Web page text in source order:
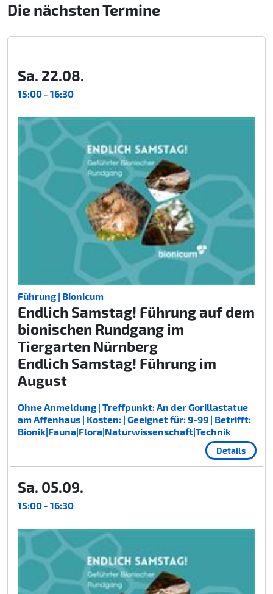
Die nächsten Termine
Sa. 22.08.
15:00 - 16:30
Führung | Bionicum
Endlich Samstag! Führung auf dem
bionischen Rundgang im
Tiergarten Nürnberg
Endlich Samstag! Führung im
August
Ohne Anmeldung | Treffpunkt: An der Gorillastatue
am Affenhaus | Kosten: | Geeignet für: 9-99 | Betrifft:
Bionik|Fauna|Flora|Naturwissenschaft|Technik
Details
Sa. 05.09.
15:00 - 16:30